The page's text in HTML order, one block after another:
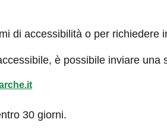
di accessibilità o per richiedere
è possibile inviare una
30 giorni.